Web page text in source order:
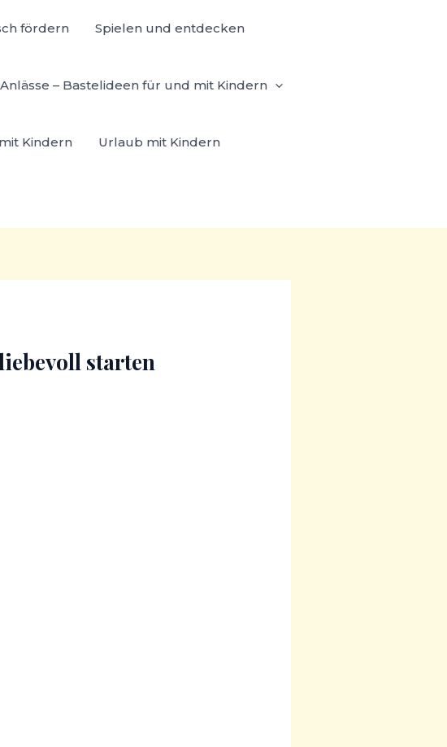
fördern Spielen und entdecken
– Bastelideen für und mit Kindern
Kindern Urlaub mit Kindern
starten